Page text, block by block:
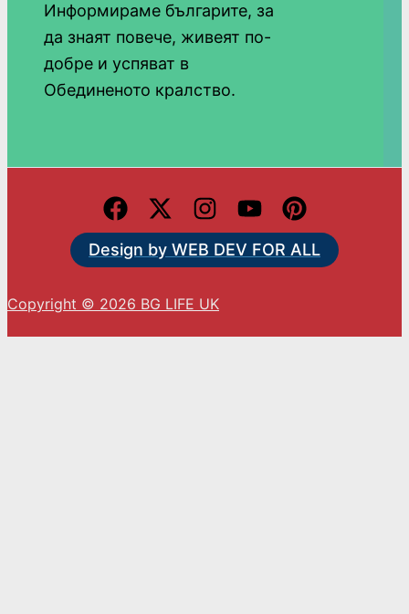
Информираме българите, за
да знаят повече, живеят по-
добре и успяват в
Обединеното кралство.
Design by WEB DEV FOR ALL
Copyright © 2026 BG LIFE UK